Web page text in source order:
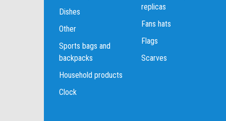
Dishes
Other
Sports bags and
backpacks
Household products
Clock
replicas
Fans hats
Flags
Scarves